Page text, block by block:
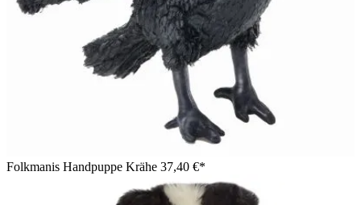
Folkmanis Handpuppe Krähe 37,40 €*